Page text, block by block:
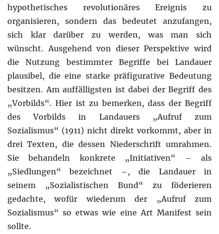
hypothetisches revolutionäres Ereignis zu
organisieren, sondern das bedeutet anzufangen,
sich klar darüber zu werden, was man sich
wünscht. Ausgehend von dieser Perspektive wird
die Nutzung bestimmter Begriffe bei Landauer
plausibel, die eine starke präfigurative Bedeutung
besitzen. Am auffälligsten ist dabei der Begriff des
„Vorbilds“. Hier ist zu bemerken, dass der Begriff
des Vorbilds in Landauers „Aufruf zum
Sozialismus“ (1911) nicht direkt vorkommt, aber in
drei Texten, die dessen Niederschrift umrahmen.
Sie behandeln konkrete „Initiativen“ – als
„Siedlungen“ bezeichnet –, die Landauer in
seinem „Sozialistischen Bund“ zu föderieren
gedachte, wofür wiederum der „Aufruf zum
Sozialismus“ so etwas wie eine Art Manifest sein
sollte.